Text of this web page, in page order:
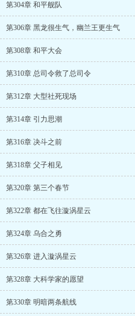
第304章 和平舰队
第306章 黑龙很生气，幽兰王更生气
第308章 和平大会
第310章 总司令救了总司令
第312章 大型社死现场
第314章 引力思潮
第316章 决斗之前
第318章 父子相见
第320章 第三个春节
第322章 都在飞往漩涡星云
第324章 乌合之勇
第326章 进入漩涡星云
第328章 大科学家的愿望
第330章 明暗两条航线